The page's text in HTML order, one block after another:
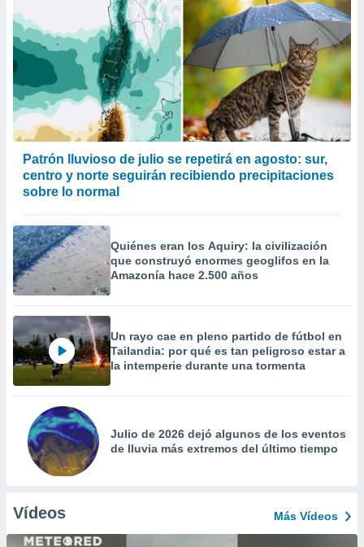
Patrón lluvioso de julio se repetirá en agosto: sur,
centro y norte seguirán recibiendo precipitaciones
sobre lo normal
Quiénes eran los Aquiry: la civilización
que construyó enormes geoglifos en la
Amazonía hace 2.500 años
Un rayo cae en pleno partido de fútbol en
Tailandia: por qué es tan peligroso estar a
la intemperie durante una tormenta
Julio de 2026 dejó algunos de los eventos
de lluvia más extremos del último tiempo
Vídeos Más Vídeos